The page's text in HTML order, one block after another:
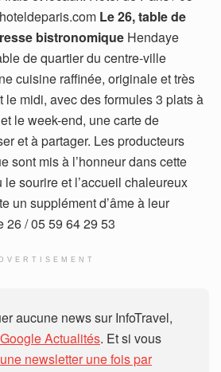
Le 26, table de
bistronomique Hendaye
de quartier du centre-ville
cuisine raffinée, originale et très
le midi, avec des formules 3 plats à
le week-end, une carte de
et à partager. Les producteurs
sont mis à l’honneur dans cette
sourire et l’accueil chaleureux
un supplément d’âme à leur
26 / 05 59 64 29 53
aucune news sur InfoTravel,
Google Actualités. Et si vous
une newsletter une fois par